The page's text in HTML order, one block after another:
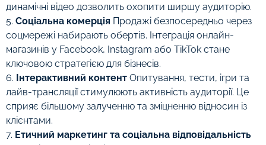
динамічні відео дозволить охопити ширшу аудиторію.
5. Соціальна комерція Продажі безпосередньо через
соцмережі набирають обертів. Інтеграція онлайн-
магазинів у Facebook, Instagram або TikTok стане
ключовою стратегією для бізнесів.
6. Інтерактивний контент Опитування, тести, ігри та
лайв-трансляції стимулюють активність аудиторії. Це
сприяє більшому залученню та зміцненню відносин із
клієнтами.
7. Етичний маркетинг та соціальна відповідальність